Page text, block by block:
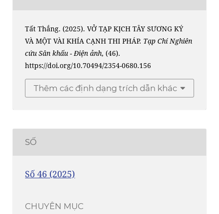
Tất Thắng. (2025). VỞ TẠP KỊCH TÂY SƯƠNG KÝ
VÀ MỘT VÀI KHÍA CẠNH THI PHÁP. Tạp Chí Nghiên
cứu Sân khấu - Điện ảnh, (46).
https://doi.org/10.70494/2354-0680.156
Thêm các định dạng trích dẫn khác
SỐ
Số 46 (2025)
CHUYÊN MỤC